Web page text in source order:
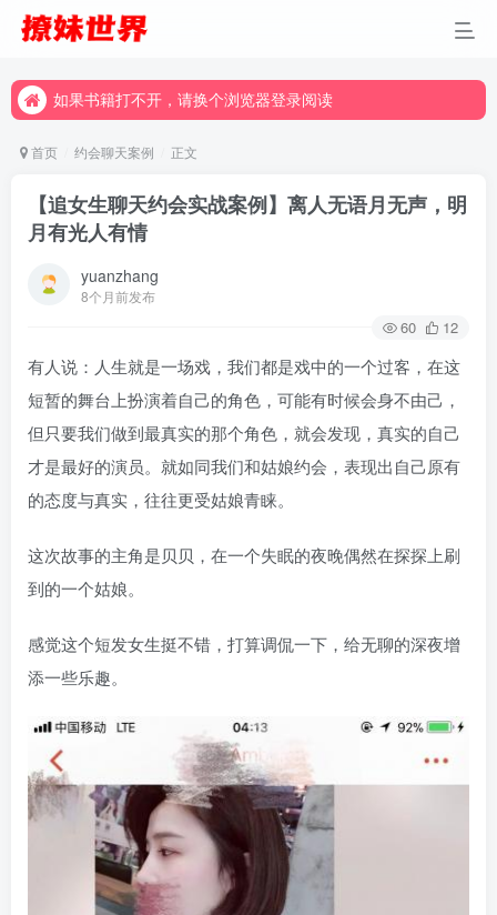
如果书籍打不开，请换个浏览器登录阅读
如果书籍打不开，请换个浏览器登录阅读
首页 约会聊天案例 正文
【追女生聊天约会实战案例】离人无语月无声，明
月有光人有情
yuanzhang
8个月前发布
60 12
有人说：人生就是一场戏，我们都是戏中的一个过客，在这
短暂的舞台上扮演着自己的角色，可能有时候会身不由己，
但只要我们做到最真实的那个角色，就会发现，真实的自己
才是最好的演员。就如同我们和姑娘约会，表现出自己原有
的态度与真实，往往更受姑娘青睐。
这次故事的主角是贝贝，在一个失眠的夜晚偶然在探探上刷
到的一个姑娘。
感觉这个短发女生挺不错，打算调侃一下，给无聊的深夜增
添一些乐趣。